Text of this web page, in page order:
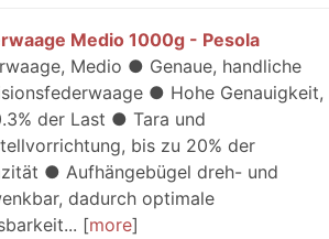
Medio 1000g - Pesola
Medio ● Genaue, handliche
● Hohe Genauigkeit,
der Last ● Tara und
bis zu 20% der
● Aufhängebügel dreh- und
dadurch optimale
more